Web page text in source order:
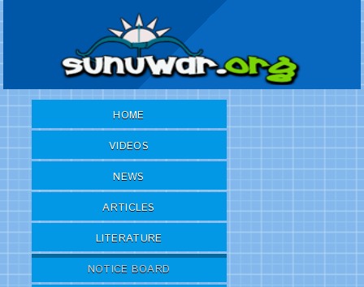
HOME
VIDEOS
NEWS
ARTICLES
LITERATURE
NOTICE BOARD